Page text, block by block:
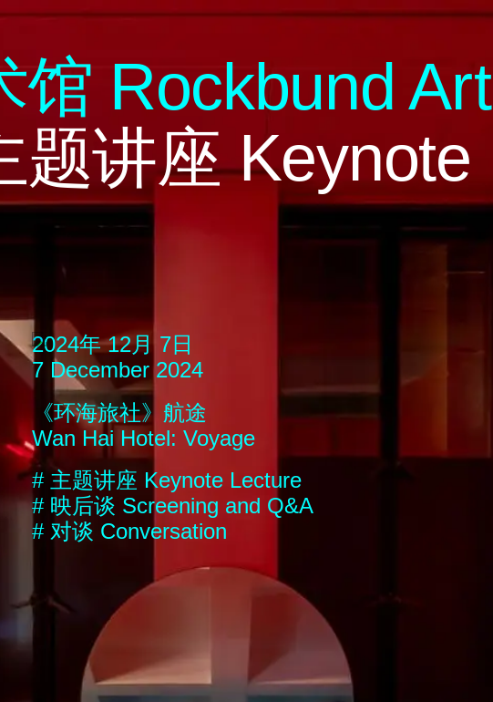
馆 Rockbund Art
题讲座 Keynote
2024年 12月 7日
7 December 2024
《环海旅社》航途
Wan Hai Hotel: Voyage
# 主题讲座 Keynote Lecture
# 映后谈 Screening and Q&A
# 对谈 Conversation